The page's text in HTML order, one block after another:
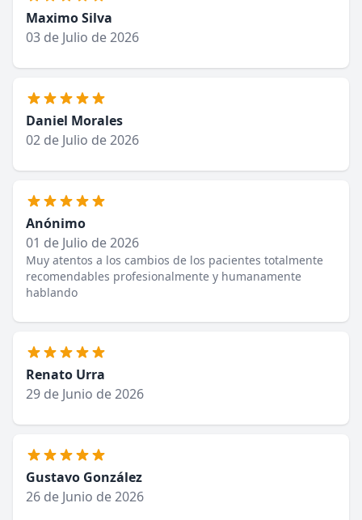
Maximo Silva
03 de Julio de 2026
Daniel Morales
02 de Julio de 2026
Anónimo
01 de Julio de 2026
Muy atentos a los cambios de los pacientes totalmente
recomendables profesionalmente y humanamente
hablando
Renato Urra
29 de Junio de 2026
Gustavo González
26 de Junio de 2026